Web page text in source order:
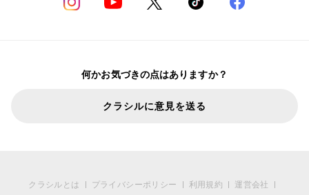
何かお気づきの点はありますか？
クラシルに意見を送る
クラシルとは プライバシーポリシー 利用規約 運営会社